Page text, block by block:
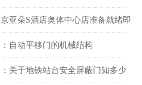
亚朵S酒店奥体中心店准备就绪即
自动平移门的机械结构
关于地铁站台安全屏蔽门知多少